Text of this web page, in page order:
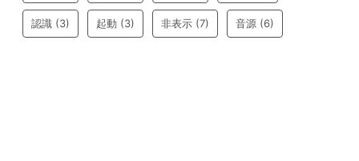
認識 (3) 起動 (3) 非表示 (7) 音源 (6)